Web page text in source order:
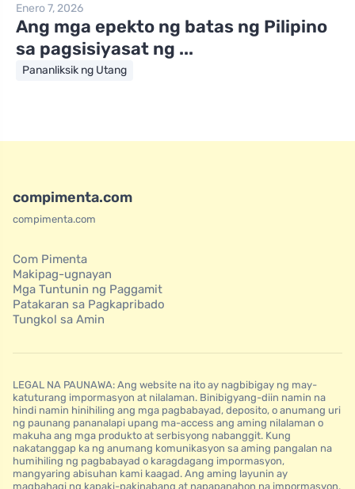
Enero 7, 2026
Ang mga epekto ng batas ng Pilipino
sa pagsisiyasat ng ...
Pananliksik ng Utang
compimenta.com
compimenta.com
Com Pimenta
Makipag-ugnayan
Mga Tuntunin ng Paggamit
Patakaran sa Pagkapribado
Tungkol sa Amin
LEGAL NA PAUNAWA: Ang website na ito ay nagbibigay ng may-
katuturang impormasyon at nilalaman. Binibigyang-diin namin na
hindi namin hinihiling ang mga pagbabayad, deposito, o anumang uri
ng paunang pananalapi upang ma-access ang aming nilalaman o
makuha ang mga produkto at serbisyong nabanggit. Kung
nakatanggap ka ng anumang komunikasyon sa aming pangalan na
humihiling ng pagbabayad o karagdagang impormasyon,
mangyaring abisuhan kami kaagad. Ang aming layunin ay
magbahagi ng kapaki-pakinabang at napapanahon na impormasyon,